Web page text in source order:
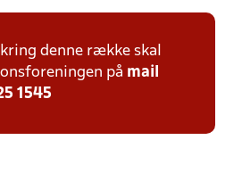
denne række skal
på mail
1545